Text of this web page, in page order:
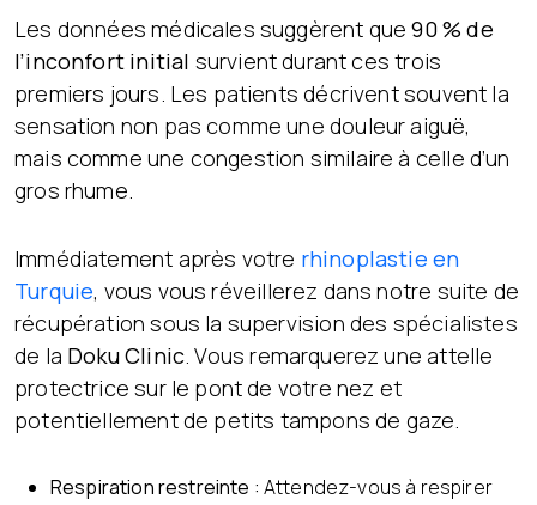
Les données médicales suggèrent que90 % de
l’inconfort initial survient durant ces trois
premiers jours. Les patients décrivent souvent la
sensation non pas comme une douleur aiguë,
mais comme une congestion similaire à celle d’un
gros rhume.
Immédiatement après votre rhinoplastie en
Turquie, vous vous réveillerez dans notre suite de
récupération sous la supervision des spécialistes
de la Doku Clinic . Vous remarquerez une attelle
protectrice sur le pont de votre nez et
potentiellement de petits tampons de gaze.
Respiration restreinte : Attendez-vous à respirer